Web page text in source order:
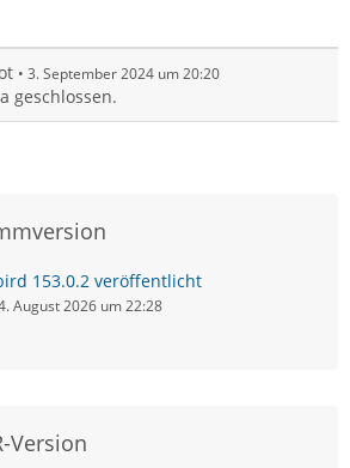
3. September 2024 um 20:20
geschlossen.
153.0.2 veröffentlicht
August 2026 um 22:28
Version